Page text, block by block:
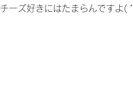
チーズ好きにはたまらんですよ(